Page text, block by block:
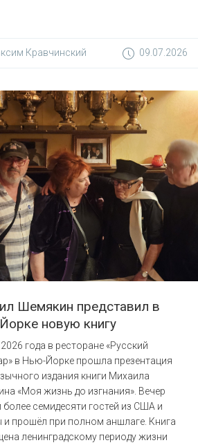
Кравчинский 09.07.2026
Шемякин представил в
новую книгу
года в ресторане «Русский
в Нью-Йорке прошла презентация
издания книги Михаила
«Моя жизнь до изгнания». Вечер
более семидесяти гостей из США и
и прошёл при полном аншлаге. Книга
ленинградскому периоду жизни